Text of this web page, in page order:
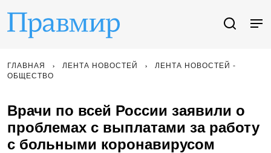
ГЛАВНАЯ ЛЕНТА НОВОСТЕЙ
ЛЕНТА НОВОСТЕЙ -
ОБЩЕСТВО
Врачи по всей России заявили о
проблемах с выплатами за работу
с больными коронавирусом